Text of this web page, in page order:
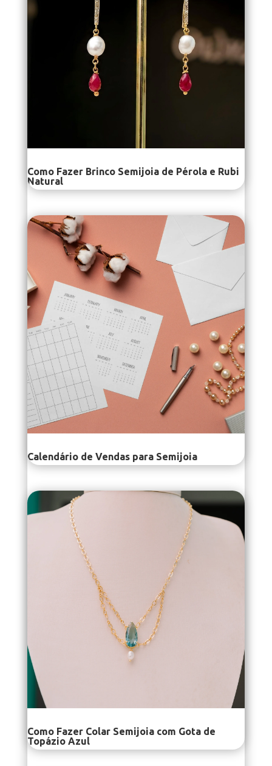
Como Fazer Brinco Semijoia de Pérola e Rubi
Natural
Calendário de Vendas para Semijoia
Como Fazer Colar Semijoia com Gota de
Topázio Azul